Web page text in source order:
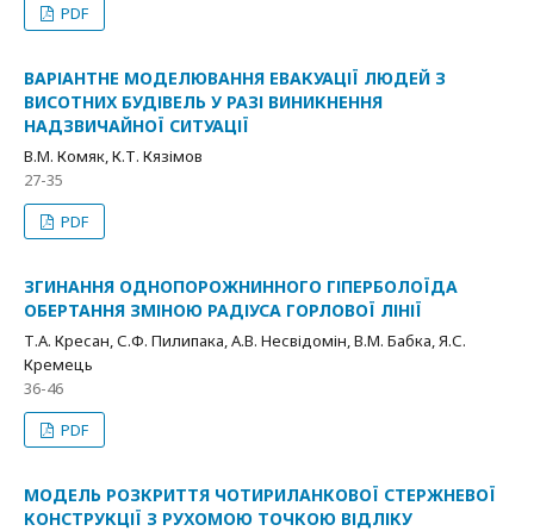
PDF
ВАРІАНТНЕ МОДЕЛЮВАННЯ ЕВАКУАЦІЇ ЛЮДЕЙ З
ВИСОТНИХ БУДІВЕЛЬ У РАЗІ ВИНИКНЕННЯ
НАДЗВИЧАЙНОЇ СИТУАЦІЇ
В.М. Комяк, К.Т. Кязімов
27-35
PDF
ЗГИНАННЯ ОДНОПОРОЖНИННОГО ГІПЕРБОЛОЇДА
ОБЕРТАННЯ ЗМІНОЮ РАДІУСА ГОРЛОВОЇ ЛІНІЇ
Т.А. Кресан, С.Ф. Пилипака, А.В. Несвідомін, В.М. Бабка, Я.С.
Кремець
36-46
PDF
МОДЕЛЬ РОЗКРИТТЯ ЧОТИРИЛАНКОВОЇ СТЕРЖНЕВОЇ
КОНСТРУКЦІЇ З РУХОМОЮ ТОЧКОЮ ВІДЛІКУ